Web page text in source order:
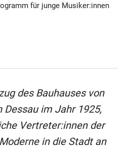
für junge Musiker:innen
des Bauhauses von
Dessau im Jahr 1925,
Vertreter:innen der
in die Stadt an